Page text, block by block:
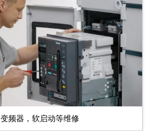
变频器，软启动等维修